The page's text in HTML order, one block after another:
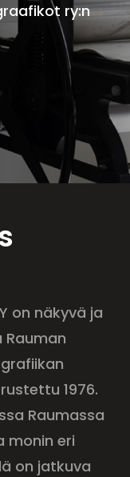
fikot ry:n
on näkyvä ja
1976.
Raumassa
monin eri
on jatkuva